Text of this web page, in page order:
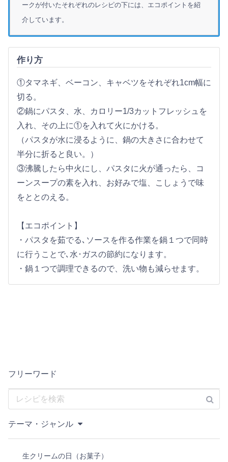
ークが付いたそれぞれのレシピの下には、エコポイントを紹
介しています。
作り方
①タマネギ、ベーコン、キャベツをそれぞれ1cm幅に
切る。
②鍋にパスタ、水、カロリー1/3カットフレッシュを
入れ、その上に①を入れて火にかける。
（パスタが水に浸るように、鍋の大きさに合わせて
半分に折ると良い。）
③沸騰したら中火にし、パスタに火が通ったら、コ
ーンスープの素を入れ、お好みで塩、こしょうで味
をととのえる。
【エコポイント】
・パスタを茹でる､ソースを作る作業を鍋１つで同時
に行うことで､水･ガスの節約になります。
・鍋１つで調理できるので、洗い物も減らせます。
フリーワード
テーマ・ジャンル
生クリームの日（お菓子）